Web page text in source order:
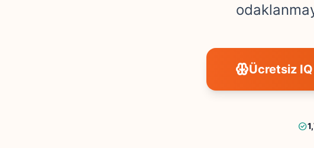
Ücretsiz